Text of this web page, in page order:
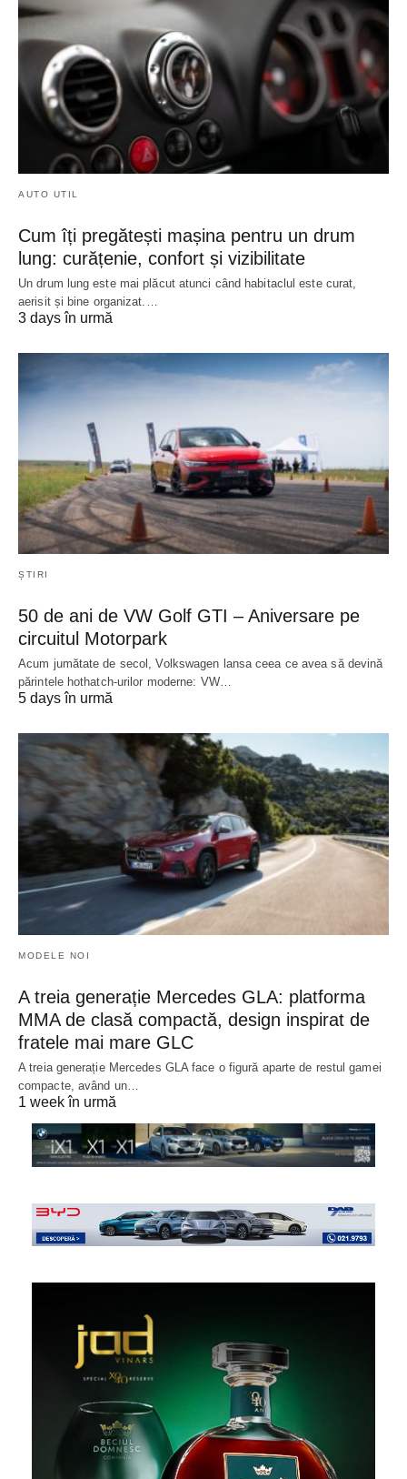
AUTO UTIL
Cum îți pregătești mașina pentru un drum
lung: curățenie, confort și vizibilitate
Un drum lung este mai plăcut atunci când habitaclul este curat,
aerisit și bine organizat.…
3 days în urmă
ȘTIRI
50 de ani de VW Golf GTI – Aniversare pe
circuitul Motorpark
Acum jumătate de secol, Volkswagen lansa ceea ce avea să devină
părintele hothatch-urilor moderne: VW…
5 days în urmă
MODELE NOI
A treia generație Mercedes GLA: platforma
MMA de clasă compactă, design inspirat de
fratele mai mare GLC
A treia generație Mercedes GLA face o figură aparte de restul gamei
compacte, având un…
1 week în urmă